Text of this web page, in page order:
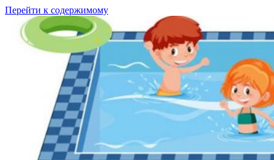
Перейти к содержимому